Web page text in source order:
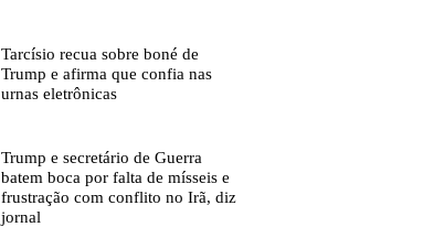
Tarcísio recua sobre boné de
Trump e afirma que confia nas
urnas eletrônicas
Trump e secretário de Guerra
batem boca por falta de mísseis e
frustração com conflito no Irã, diz
jornal